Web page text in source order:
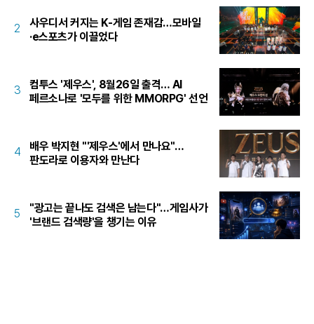
2
사우디서 커지는 K-게임 존재감…모바일
·e스포츠가 이끌었다
3
컴투스 '제우스', 8월26일 출격… AI
페르소나로 '모두를 위한 MMORPG' 선언
4
배우 박지현 "'제우스'에서 만나요"…
판도라로 이용자와 만난다
5
"광고는 끝나도 검색은 남는다"…게임사가
'브랜드 검색량'을 챙기는 이유